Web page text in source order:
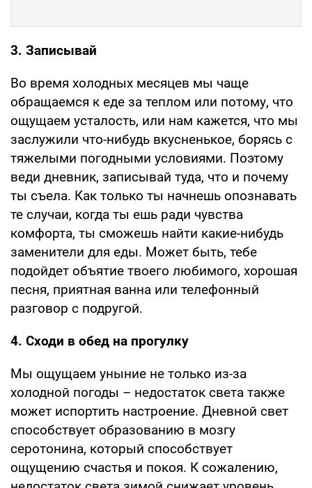
3. Записывай
Во время холодных месяцев мы чаще
обращаемся к еде за теплом или потому, что
ощущаем усталость, или нам кажется, что мы
заслужили что-нибудь вкусненькое, борясь с
тяжелыми погодными условиями. Поэтому
веди дневник, записывай туда, что и почему
ты съела. Как только ты начнешь опознавать
те случаи, когда ты ешь ради чувства
комфорта, ты сможешь найти какие-нибудь
заменители для еды. Может быть, тебе
подойдет объятие твоего любимого, хорошая
песня, приятная ванна или телефонный
разговор с подругой.
4. Сходи в обед на прогулку
Мы ощущаем уныние не только из-за
холодной погоды – недостаток света также
может испортить настроение. Дневной свет
способствует образованию в мозгу
серотонина, который способствует
ощущению счастья и покоя. К сожалению,